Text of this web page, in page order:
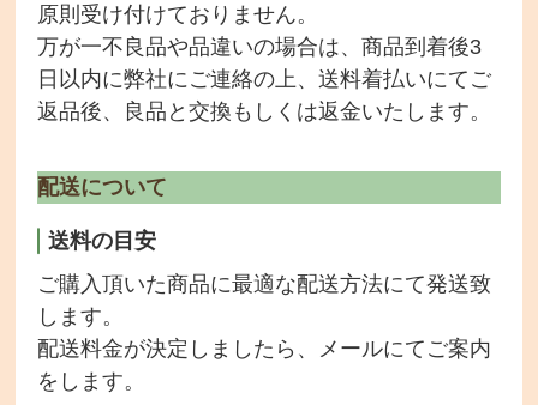
原則受け付けておりません。
万が一不良品や品違いの場合は、商品到着後3
日以内に弊社にご連絡の上、送料着払いにてご
返品後、良品と交換もしくは返金いたします。
配送について
送料の目安
ご購入頂いた商品に最適な配送方法にて発送致
します。
配送料金が決定しましたら、メールにてご案内
をします。